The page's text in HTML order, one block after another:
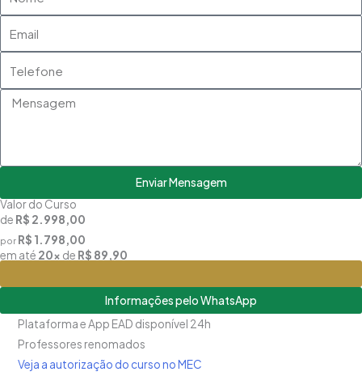
Mensagem
Enviar Mensagem
Valor do Curso
de R$ 2.998,00
por R$ 1.798,00
em até 20x de R$ 89,90
Informações pelo WhatsApp
Plataforma e App EAD disponível 24h
Professores renomados
Veja a autorização do curso no MEC